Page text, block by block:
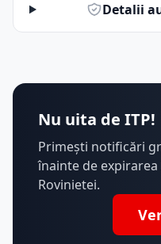
Detalii
Nu uita de ITP!
Primești notificări
înainte de expirarea
Rovinietei.